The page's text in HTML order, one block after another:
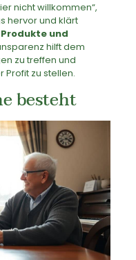
nicht willkommen“,
hervor und klärt
und
hilft dem
zu treffen und
Profit zu stellen.
besteht